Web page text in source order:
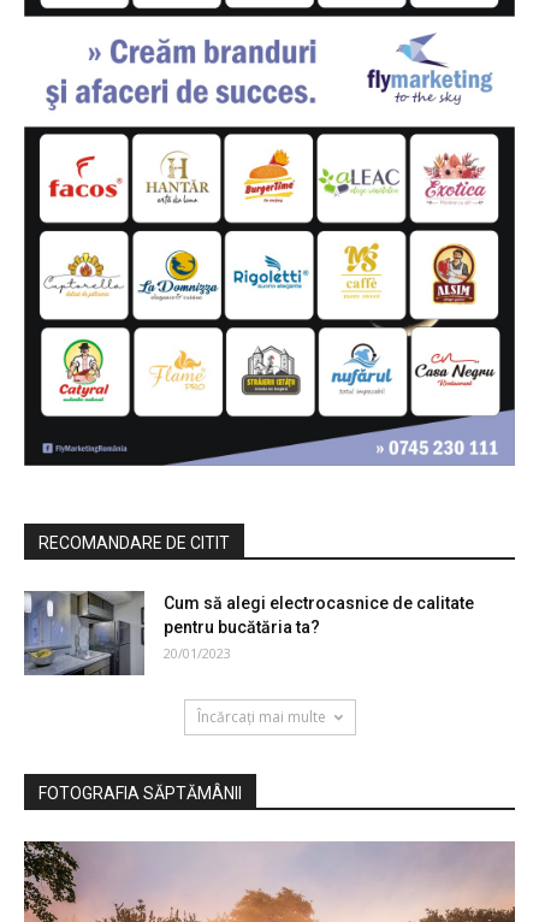
RECOMANDARE DE CITIT
Cum să alegi electrocasnice de calitate
pentru bucătăria ta?
20/01/2023
Încărcați mai multe
FOTOGRAFIA SĂPTĂMÂNII